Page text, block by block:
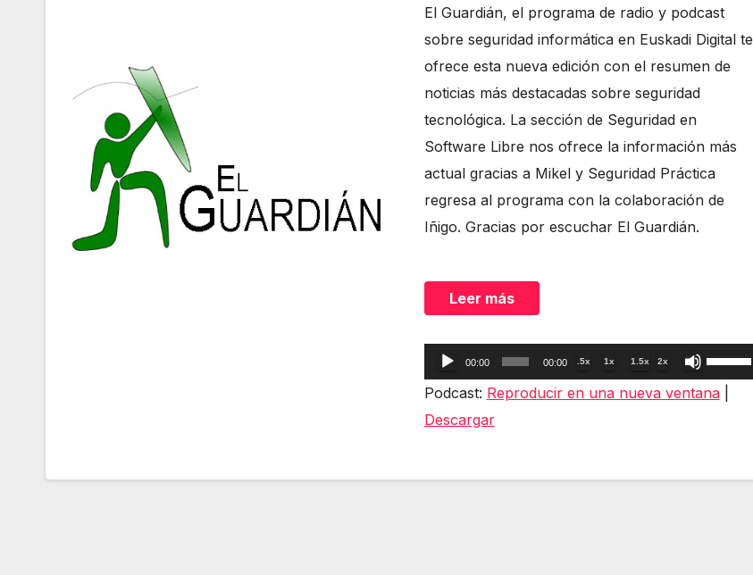
El Guardián, el programa de radio y podcast
sobre seguridad informática en Euskadi Digital te
ofrece esta nueva edición con el resumen de
noticias más destacadas sobre seguridad
tecnológica. La sección de Seguridad en
Software Libre nos ofrece la información más
actual gracias a Mikel y Seguridad Práctica
regresa al programa con la colaboración de
Iñigo. Gracias por escuchar El Guardián.
Leer más
Reproductor
de
00:00 00:00 .5x 1x 1.5x 2x
Utiliza
las
Podcast: Reproducir en una nueva ventana|
Descargar